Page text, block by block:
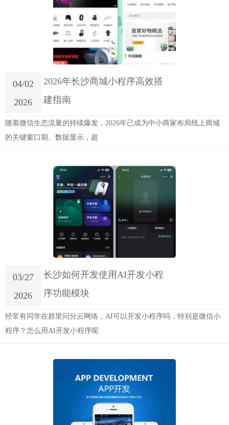
04/02
2026
2026年长沙商城小程序高效搭
建指南
随着微信生态流量的持续爆发，2026年已成为中小商家布局线上商城
的关键窗口期。数据显示，超
03/27
2026
长沙如何开发使用AI开发小程
序功能模块
经常有同学在群里问分云网络，AI可以开发小程序吗，特别是微信小
程序？怎么用AI开发小程序呢